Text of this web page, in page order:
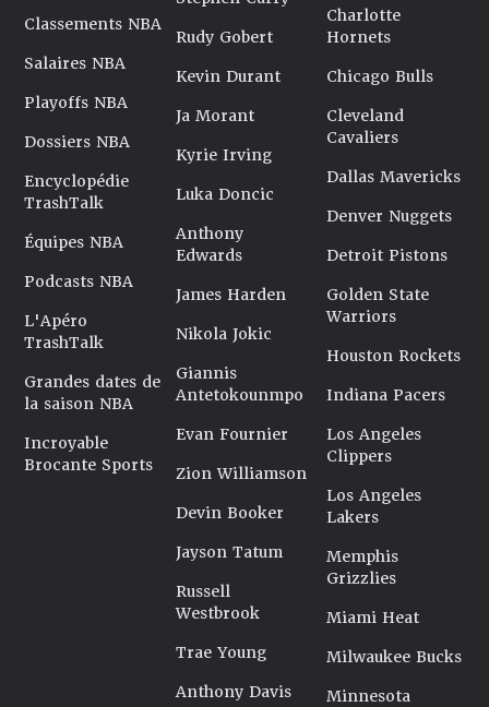
Classements NBA
Salaires NBA
Playoffs NBA
Dossiers NBA
Encyclopédie
TrashTalk
Équipes NBA
Podcasts NBA
L'Apéro
TrashTalk
Grandes dates de
la saison NBA
Incroyable
Brocante Sports
Rudy Gobert
Kevin Durant
Ja Morant
Kyrie Irving
Luka Doncic
Anthony
Edwards
James Harden
Nikola Jokic
Giannis
Antetokounmpo
Evan Fournier
Zion Williamson
Devin Booker
Jayson Tatum
Russell
Westbrook
Trae Young
Anthony Davis
Charlotte
Hornets
Chicago Bulls
Cleveland
Cavaliers
Dallas Mavericks
Denver Nuggets
Detroit Pistons
Golden State
Warriors
Houston Rockets
Indiana Pacers
Los Angeles
Clippers
Los Angeles
Lakers
Memphis
Grizzlies
Miami Heat
Milwaukee Bucks
Minnesota